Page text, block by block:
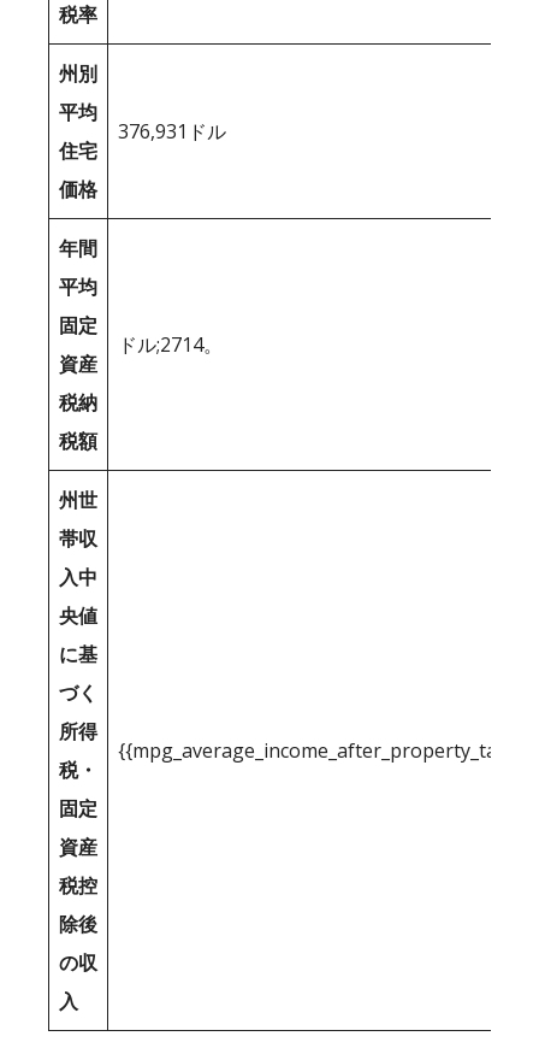
税率
州別
平均
住宅
価格
376,931ドル
年間
平均
固定
資産
税納
税額
ドル;2714。
州世
帯収
入中
央値
に基
づく
所得
税・
固定
資産
税控
除後
の収
入